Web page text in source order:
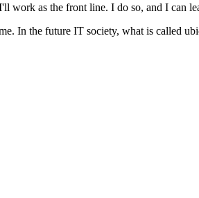
work as the front line. I do so, and I can
In the future IT society, what is called